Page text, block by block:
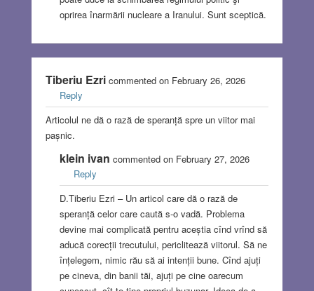
oprirea înarmării nucleare a Iranului. Sunt sceptică.
Tiberiu Ezricommented on February 26, 2026
Reply
Articolul ne dă o rază de speranță spre un viitor mai
pașnic.
klein ivan commented on February 27, 2026
Reply
D.Tiberiu Ezri – Un articol care dă o rază de
speranță celor care caută s-o vadă. Problema
devine mai complicată pentru aceștia cînd vrînd să
aducă corecții trecutului, periclitează viitorul. Să ne
înțelegem, nimic rău să ai intenții bune. Cînd ajuți
pe cineva, din banii tăi, ajuți pe cine oarecum